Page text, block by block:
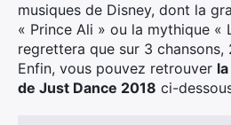
musiques de Disney, dont la
« Prince Ali » ou la mythique «
regrettera que sur 3
Enfin, vous pouvez retrouver
de Just Dance 2018 ci-